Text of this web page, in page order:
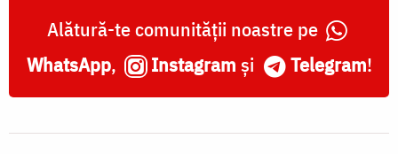
Alătură-te comunității noastre pe
WhatsApp, Instagram și Telegram!